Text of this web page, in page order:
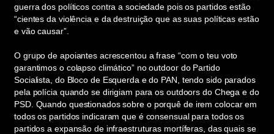
guerra dos políticos contra a sociedade pois os partidos estão
“cientes da violência e da destruição que as suas políticas estão
e vão causar”.
O grupo de apoiantes acrescentou a frase “com o teu voto
garantimos o colapso climático” no outdoor do Partido
Socialista, do Bloco de Esquerda e do PAN, tendo sido parados
pela polícia quando se dirigiam para os outdoors do Chega e do
PSD. Quando questionados sobre o porquê de irem colocar em
todos os partidos indicaram que é consensual para todos os
partidos a expansão de infraestruturas mortíferas, das quais se